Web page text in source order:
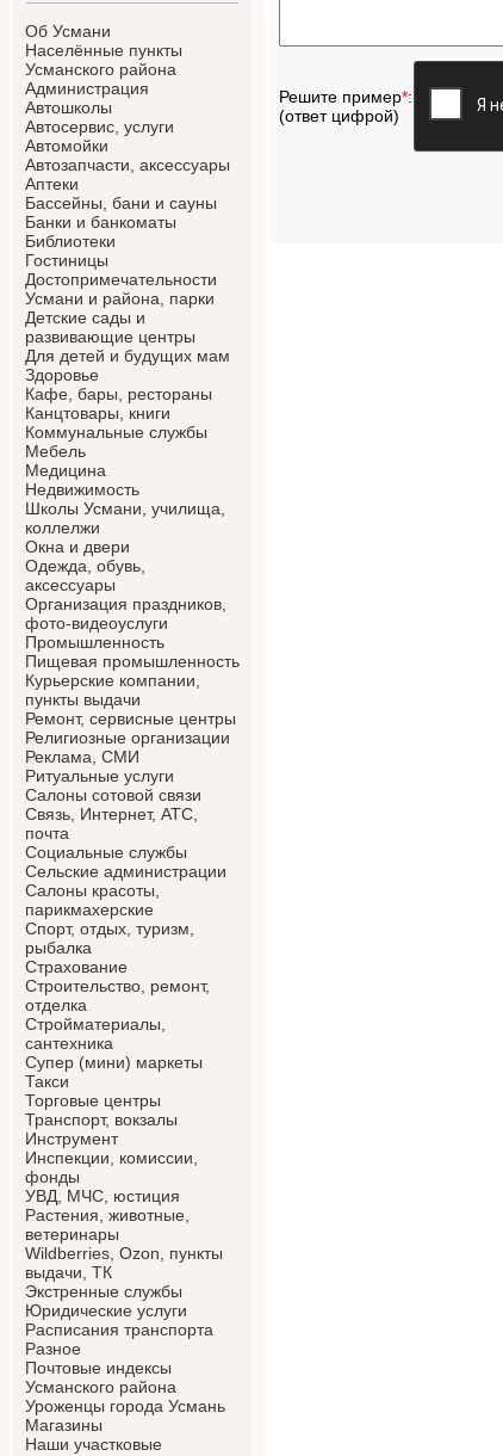
Об Усмани
Населённые пункты
Усманского района
Администрация
Автошколы
Автосервис, услуги
Автомойки
Автозапчасти, аксессуары
Аптеки
Бассейны, бани и сауны
Банки и банкоматы
Библиотеки
Гостиницы
Достопримечательности
Усмани и района, парки
Детские сады и
развивающие центры
Для детей и будущих мам
Здоровье
Кафе, бары, рестораны
Канцтовары, книги
Коммунальные службы
Мебель
Медицина
Недвижимость
Школы Усмани, училища,
коллелжи
Окна и двери
Одежда, обувь,
аксессуары
Организация праздников,
фото-видеоуслуги
Промышленность
Пищевая промышленность
Курьерские компании,
пункты выдачи
Ремонт, сервисные центры
Религиозные организации
Реклама, СМИ
Ритуальные услуги
Салоны сотовой связи
Связь, Интернет, АТС,
почта
Социальные службы
Сельские администрации
Салоны красоты,
парикмахерские
Спорт, отдых, туризм,
рыбалка
Страхование
Строительство, ремонт,
отделка
Cтройматериалы,
сантехника
Супер (мини) маркеты
Такси
Торговые центры
Транспорт, вокзалы
Инструмент
Инспекции, комиссии,
фонды
УВД, МЧС, юстиция
Растения, животные,
ветеринары
Wildberries, Ozon, пункты
выдачи, ТК
Экстренные службы
Юридические услуги
Расписания транспорта
Разное
Почтовые индексы
Усманского района
Уроженцы города Усмань
Магазины
Наши участковые
Решите пример*:
(ответ цифрой)